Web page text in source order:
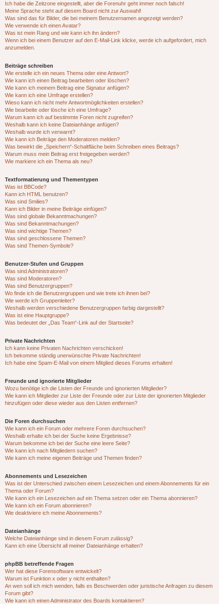
Ich habe die Zeitzone eingestellt, aber die Forenuhr geht immer noch falsch!
Meine Sprache steht auf diesem Board nicht zur Auswahl!
Was sind das für Bilder, die bei meinem Benutzernamen angezeigt werden?
Wie verwende ich einen Avatar?
Was ist mein Rang und wie kann ich ihn ändern?
Wenn ich bei einem Benutzer auf den E-Mail-Link klicke, werde ich aufgefordert, mich
anzumelden.
Beiträge schreiben
Wie erstelle ich ein neues Thema oder eine Antwort?
Wie kann ich einen Beitrag bearbeiten oder löschen?
Wie kann ich meinem Beitrag eine Signatur anfügen?
Wie kann ich eine Umfrage erstellen?
Wieso kann ich nicht mehr Antwortmöglichkeiten erstellen?
Wie bearbeite oder lösche ich eine Umfrage?
Warum kann ich auf bestimmte Foren nicht zugreifen?
Weshalb kann ich keine Dateianhänge anfügen?
Weshalb wurde ich verwarnt?
Wie kann ich Beiträge den Moderatoren melden?
Was bewirkt die „Speichern“-Schaltfläche beim Schreiben eines Beitrags?
Warum muss mein Beitrag erst freigegeben werden?
Wie markiere ich ein Thema als neu?
Textformatierung und Thementypen
Was ist BBCode?
Kann ich HTML benutzen?
Was sind Smilies?
Kann ich Bilder in meine Beiträge einfügen?
Was sind globale Bekanntmachungen?
Was sind Bekanntmachungen?
Was sind wichtige Themen?
Was sind geschlossene Themen?
Was sind Themen-Symbole?
Benutzer-Stufen und Gruppen
Was sind Administratoren?
Was sind Moderatoren?
Was sind Benutzergruppen?
Wo finde ich die Benutzergruppen und wie trete ich ihnen bei?
Wie werde ich Gruppenleiter?
Weshalb werden verschiedene Benutzergruppen farbig dargestellt?
Was ist eine Hauptgruppe?
Was bedeutet der „Das Team“-Link auf der Startseite?
Private Nachrichten
Ich kann keine Privaten Nachrichten verschicken!
Ich bekomme ständig unerwünschte Private Nachrichten!
Ich habe eine Spam-E-Mail von einem Mitglied dieses Forums erhalten!
Freunde und ignorierte Mitglieder
Wozu benötige ich die Listen der Freunde und ignorierten Mitglieder?
Wie kann ich Mitglieder zur Liste der Freunde oder zur Liste der ignorierten Mitglieder
hinzufügen oder diese wieder aus den Listen entfernen?
Die Foren durchsuchen
Wie kann ich ein Forum oder mehrere Foren durchsuchen?
Weshalb erhalte ich bei der Suche keine Ergebnisse?
Warum bekomme ich bei der Suche eine leere Seite?
Wie kann ich nach Mitgliedern suchen?
Wie kann ich meine eigenen Beiträge und Themen finden?
Abonnements und Lesezeichen
Was ist der Unterschied zwischen einem Lesezeichen und einem Abonnements für ein
Thema oder Forum?
Wie kann ich ein Lesezeichen auf ein Thema setzen oder ein Thema abonnieren?
Wie kann ich ein Forum abonnieren?
Wie deaktiviere ich meine Abonnements?
Dateianhänge
Welche Dateianhänge sind in diesem Forum zulässig?
Kann ich eine Übersicht all meiner Dateianhänge erhalten?
phpBB betreffende Fragen
Wer hat diese Forensoftware entwickelt?
Warum ist Funktion x oder y nicht enthalten?
An wen soll ich mich wenden, falls es Beschwerden oder juristische Anfragen zu diesem
Forum gibt?
Wie kann ich einen Administrator des Boards kontaktieren?